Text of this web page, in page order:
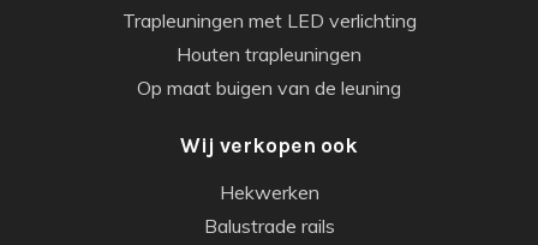
Trapleuningen met LED verlichting
Houten trapleuningen
Op maat buigen van de leuning
Wij verkopen ook
Hekwerken
Balustrade rails